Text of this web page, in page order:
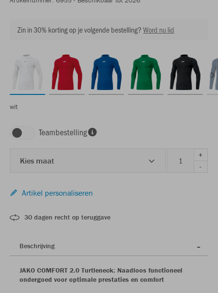
Zin in 30% korting op je volgende bestelling?Word nu lid
wit
Teambestelling
Kies maat
+
-
Artikel personaliseren
30 dagen recht op teruggave
Beschrijving
JAKO COMFORT 2.0 Turtleneck: Naadloos functioneel
ondergoed voor optimale prestaties en comfort